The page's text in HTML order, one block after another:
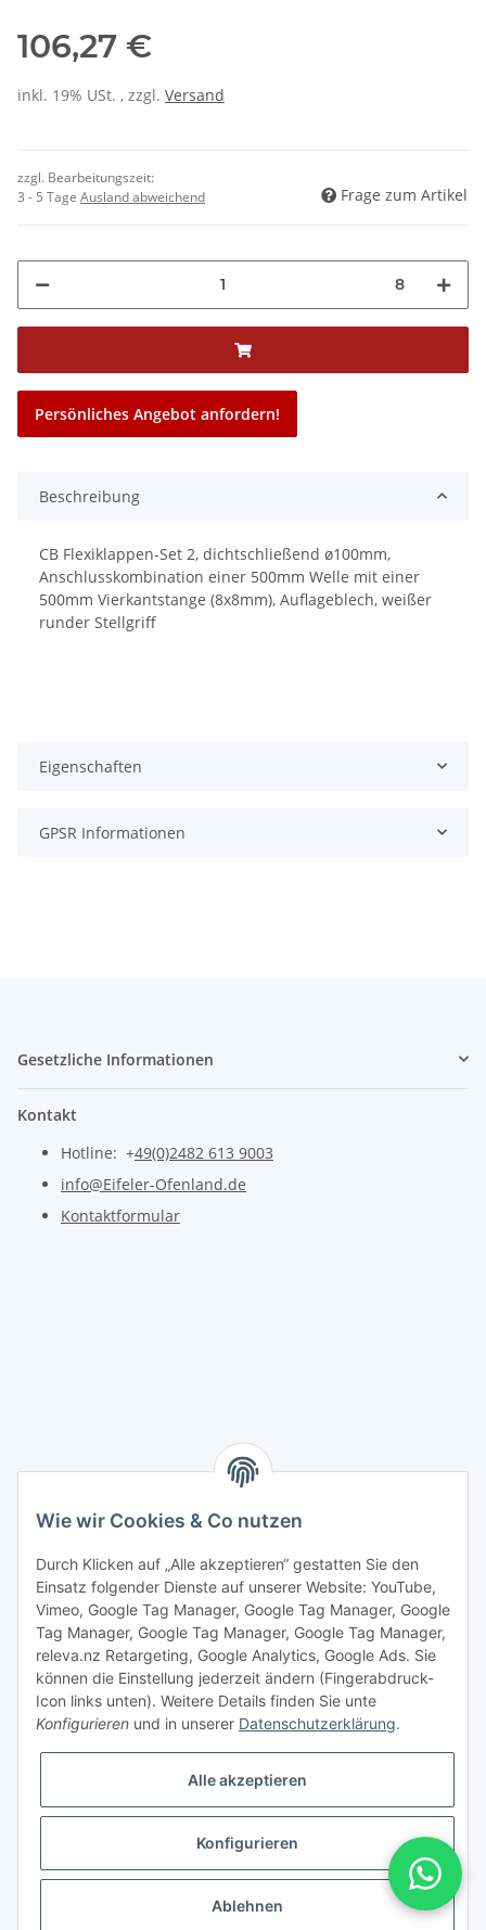
106,27 €
inkl. 19% USt. , zzgl. Versand
zzgl. Bearbeitungszeit:
3 - 5 Tage Ausland abweichend Frage zum Artikel
8
Persönliches Angebot anfordern!
Beschreibung
CB Flexiklappen-Set 2, dichtschließend ø100mm,
Anschlusskombination einer 500mm Welle mit einer
500mm Vierkantstange (8x8mm), Auflageblech, weißer
runder Stellgriff
Eigenschaften
GPSR Informationen
Gesetzliche Informationen
Kontakt
Hotline: +49(0)2482 613 9003
info@Eifeler-Ofenland.de
Kontaktformular
Vertrag widerrufen
* Alle Preise inkl. gesetzlicher USt., zzgl.Versand
Wie wir Cookies & Co nutzen
Durch Klicken auf „Alle akzeptieren“ gestatten Sie den
Einsatz folgender Dienste auf unserer Website: YouTube,
Vimeo, Google Tag Manager, Google Tag Manager, Google
Tag Manager, Google Tag Manager, Google Tag Manager,
releva.nz Retargeting, Google Analytics, Google Ads. Sie
können die Einstellung jederzeit ändern (Fingerabdruck-
Icon links unten). Weitere Details finden Sie unte
Konfigurieren und in unserer Datenschutzerklärung.
Alle akzeptieren
Konfigurieren
Ablehnen